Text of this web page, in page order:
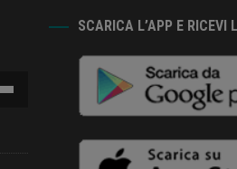
SCARICA L’APP E RICEVI